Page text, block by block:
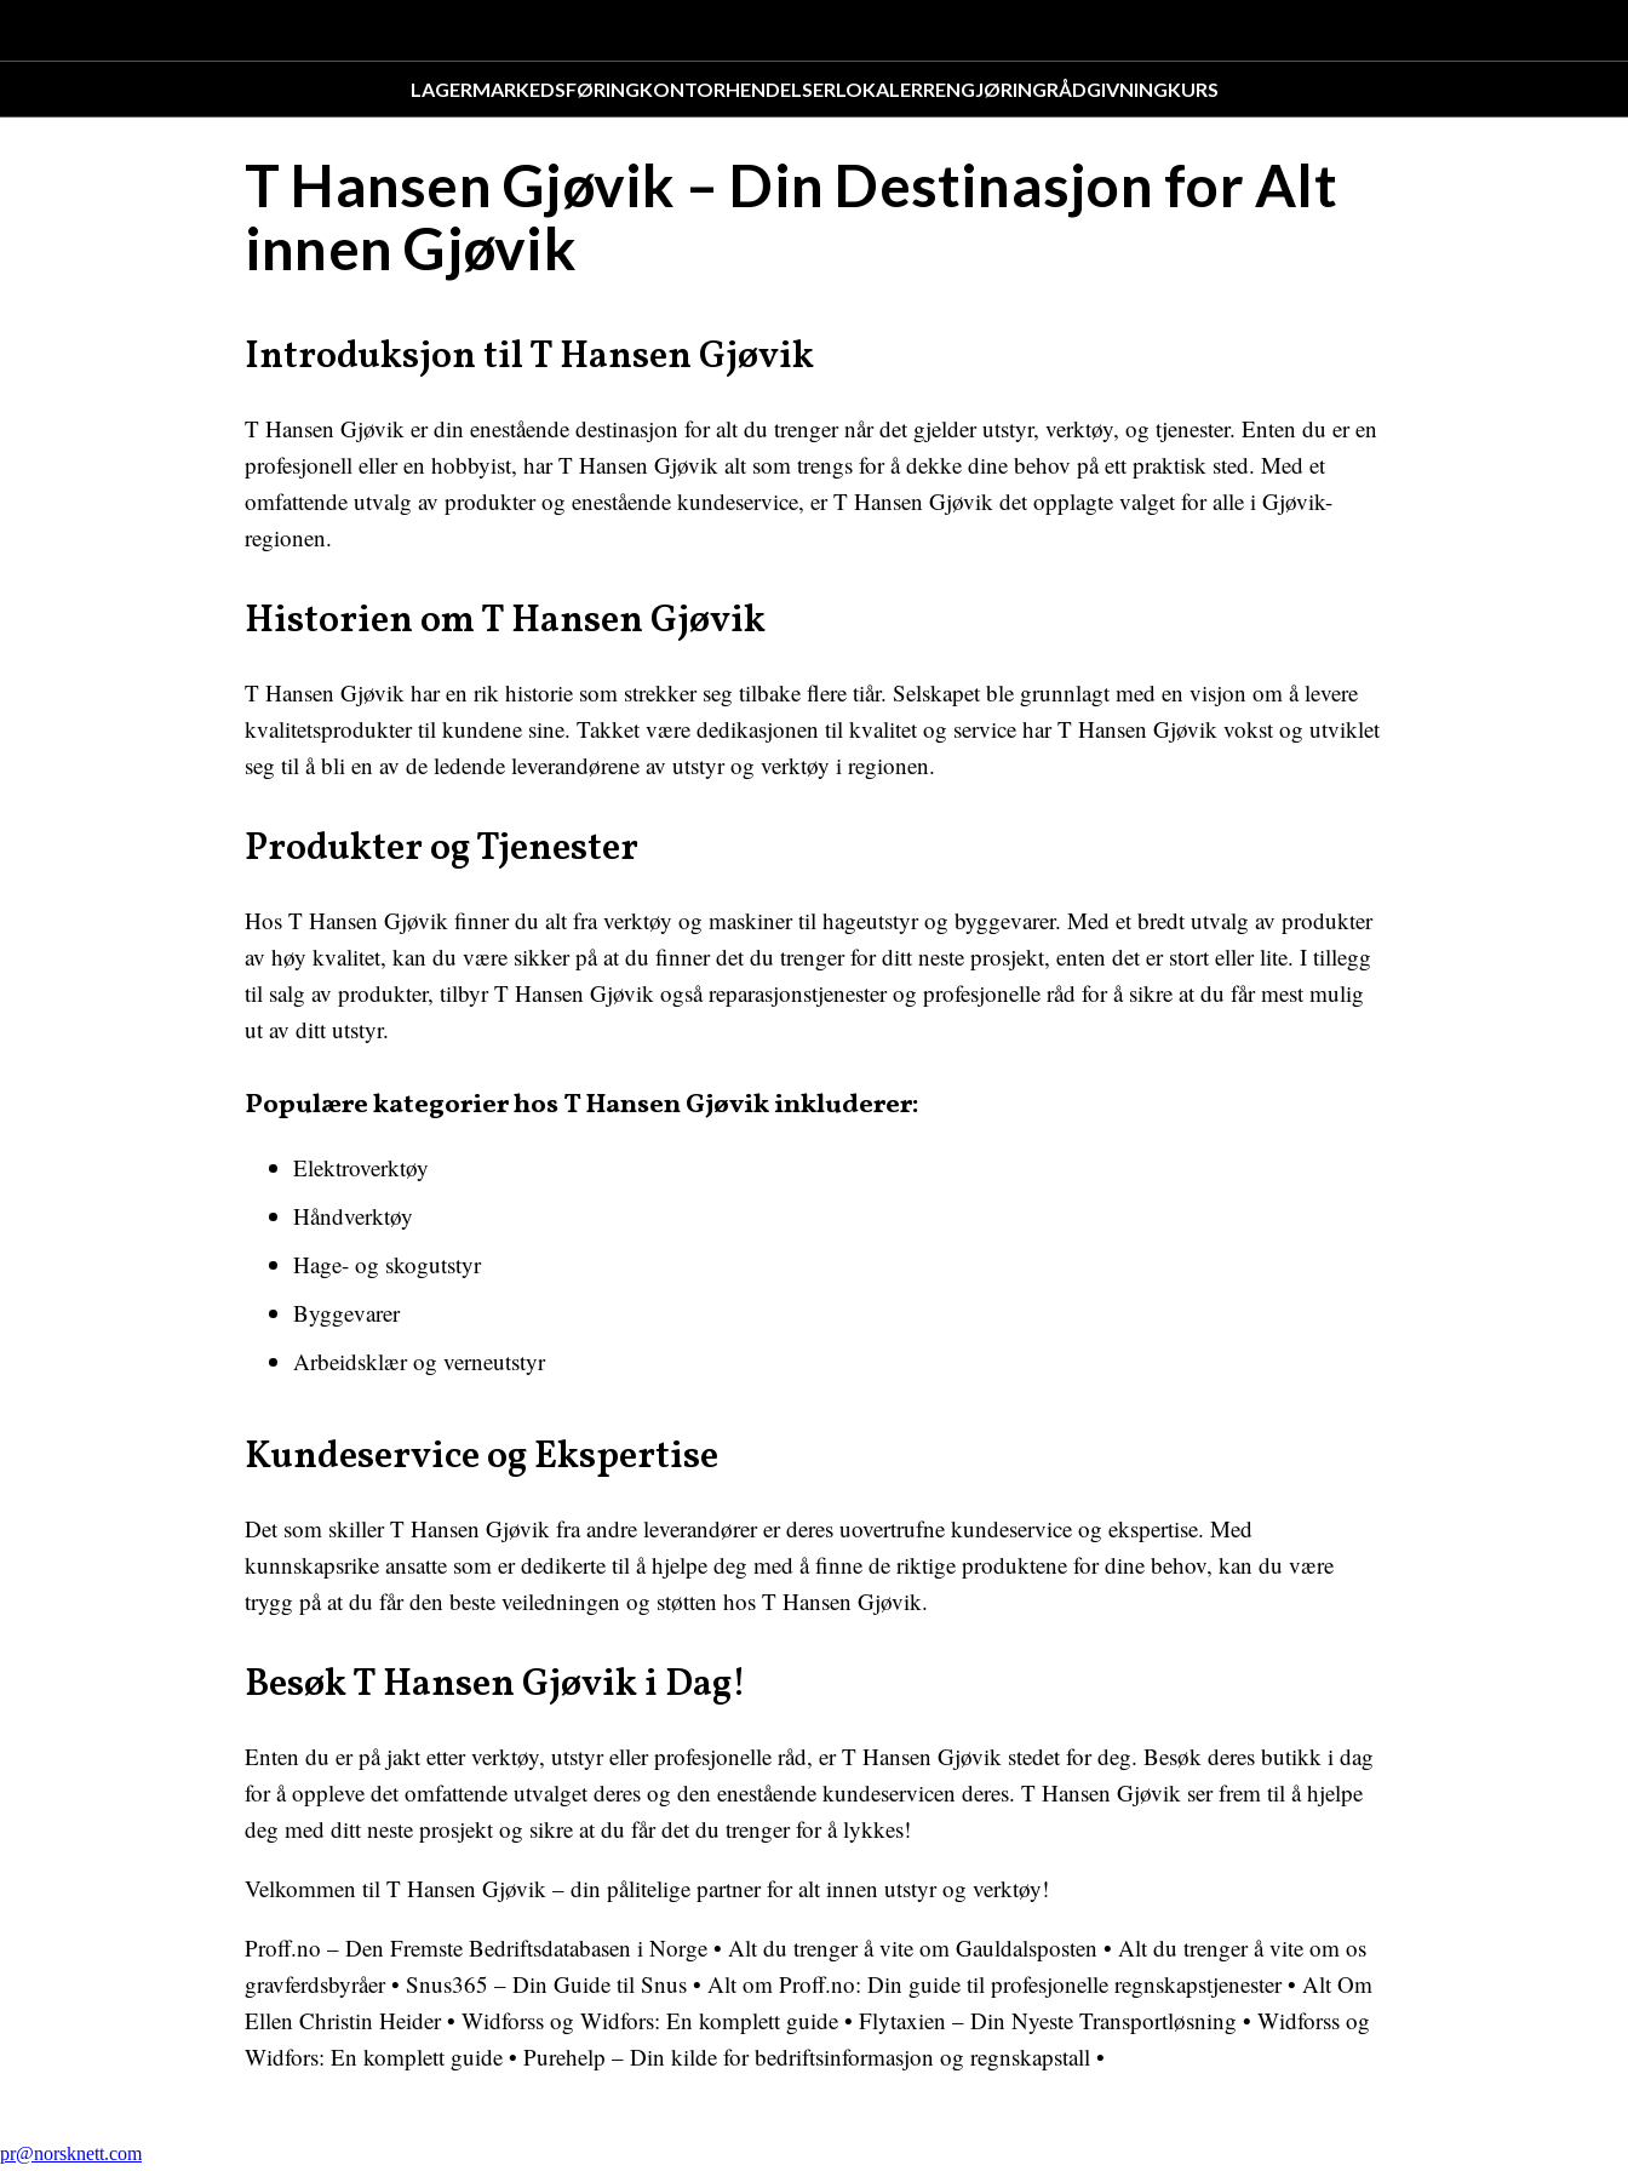
LAGERMARKEDSFØRINGKONTORHENDELSERLOKALERRENGJØRINGRÅDGIVNINGKURS
T Hansen Gjøvik – Din Destinasjon for Alt
innen Gjøvik
Introduksjon til T Hansen Gjøvik
T Hansen Gjøvik er din enestående destinasjon for alt du trenger når det gjelder utstyr, verktøy, og tjenester. Enten du er en
profesjonell eller en hobbyist, har T Hansen Gjøvik alt som trengs for å dekke dine behov på ett praktisk sted. Med et
omfattende utvalg av produkter og enestående kundeservice, er T Hansen Gjøvik det opplagte valget for alle i Gjøvik-
regionen.
Historien om T Hansen Gjøvik
T Hansen Gjøvik har en rik historie som strekker seg tilbake flere tiår. Selskapet ble grunnlagt med en visjon om å levere
kvalitetsprodukter til kundene sine. Takket være dedikasjonen til kvalitet og service har T Hansen Gjøvik vokst og utviklet
seg til å bli en av de ledende leverandørene av utstyr og verktøy i regionen.
Produkter og Tjenester
Hos T Hansen Gjøvik finner du alt fra verktøy og maskiner til hageutstyr og byggevarer. Med et bredt utvalg av produkter
av høy kvalitet, kan du være sikker på at du finner det du trenger for ditt neste prosjekt, enten det er stort eller lite. I tillegg
til salg av produkter, tilbyr T Hansen Gjøvik også reparasjonstjenester og profesjonelle råd for å sikre at du får mest mulig
ut av ditt utstyr.
Populære kategorier hos T Hansen Gjøvik inkluderer:
Elektroverktøy
Håndverktøy
Hage- og skogutstyr
Byggevarer
Arbeidsklær og verneutstyr
Kundeservice og Ekspertise
Det som skiller T Hansen Gjøvik fra andre leverandører er deres uovertrufne kundeservice og ekspertise. Med
kunnskapsrike ansatte som er dedikerte til å hjelpe deg med å finne de riktige produktene for dine behov, kan du være
trygg på at du får den beste veiledningen og støtten hos T Hansen Gjøvik.
Besøk T Hansen Gjøvik i Dag!
Enten du er på jakt etter verktøy, utstyr eller profesjonelle råd, er T Hansen Gjøvik stedet for deg. Besøk deres butikk i dag
for å oppleve det omfattende utvalget deres og den enestående kundeservicen deres. T Hansen Gjøvik ser frem til å hjelpe
deg med ditt neste prosjekt og sikre at du får det du trenger for å lykkes!
Velkommen til T Hansen Gjøvik – din pålitelige partner for alt innen utstyr og verktøy!
Proff.no – Den Fremste Bedriftsdatabasen i Norge • Alt du trenger å vite om Gauldalsposten • Alt du trenger å vite om os
gravferdsbyråer• Snus365 – Din Guide til Snus • Alt om Proff.no: Din guide til profesjonelle regnskapstjenester• Alt Om
Ellen Christin Heider• Widforss og Widfors: En komplett guide • Flytaxien – Din Nyeste Transportløsning • Widforss og
Widfors: En komplett guide • Purehelp – Din kilde for bedriftsinformasjon og regnskapstall •
pr@norsknett.com